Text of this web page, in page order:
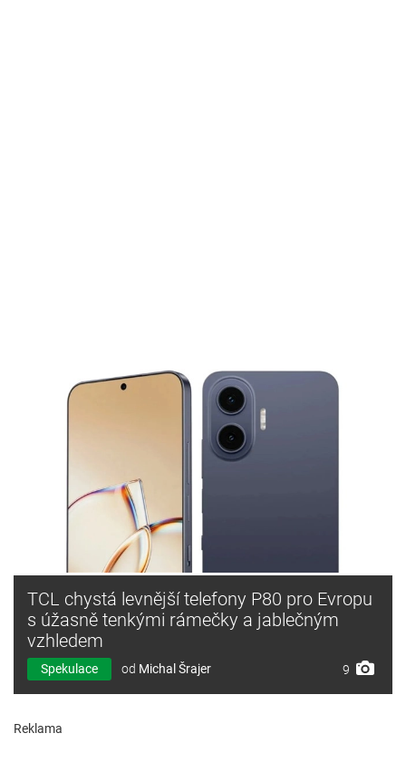
TCL chystá levnější telefony P80 pro Evropu
s úžasně tenkými rámečky a jablečným
vzhledem
Spekulace od Michal Šrajer 9
Reklama